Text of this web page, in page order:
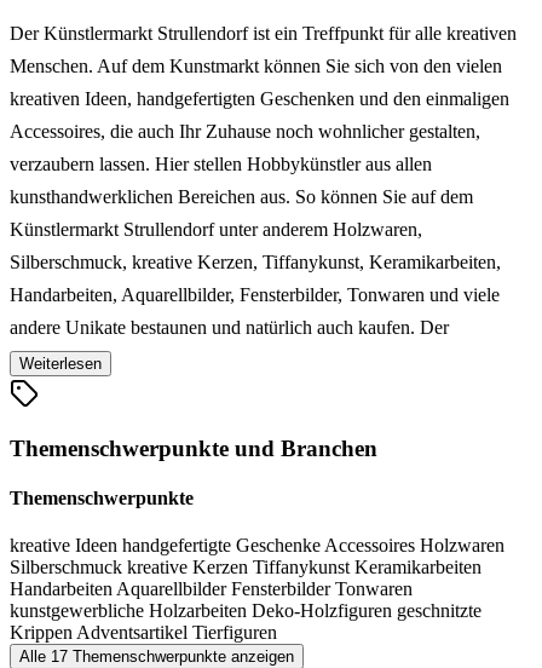
Der Künstlermarkt Strullendorf ist ein Treffpunkt für alle kreativen
Menschen. Auf dem Kunstmarkt können Sie sich von den vielen
kreativen Ideen, handgefertigten Geschenken und den einmaligen
Accessoires, die auch Ihr Zuhause noch wohnlicher gestalten,
verzaubern lassen. Hier stellen Hobbykünstler aus allen
kunsthandwerklichen Bereichen aus. So können Sie auf dem
Künstlermarkt Strullendorf unter anderem Holzwaren,
Silberschmuck, kreative Kerzen, Tiffanykunst, Keramikarbeiten,
Handarbeiten, Aquarellbilder, Fensterbilder, Tonwaren und viele
andere Unikate bestaunen und natürlich auch kaufen. Der
Künstlermarkt Strullendorf lädt Sie zu einem Spaziergang durch die
Faszination für kreative Geschenke und Ideen ein.
Weiterlesen
Themenschwerpunkte und Branchen
Themenschwerpunkte
kreative Ideen handgefertigte Geschenke Accessoires Holzwaren
Silberschmuck kreative Kerzen Tiffanykunst Keramikarbeiten
Handarbeiten AquarellbilderFensterbilderTonwaren
kunstgewerbliche Holzarbeiten Deko-Holzfiguren geschnitzte
Krippen Adventsartikel Tierfiguren
Alle 17 Themenschwerpunkte anzeigen